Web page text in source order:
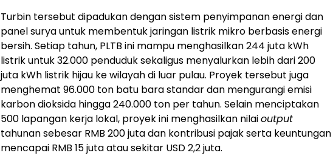
Turbin tersebut dipadukan dengan sistem penyimpanan energi dan
panel surya untuk membentuk jaringan listrik mikro berbasis energi
bersih. Setiap tahun, PLTB ini mampu menghasilkan 244 juta kWh
listrik untuk 32.000 penduduk sekaligus menyalurkan lebih dari 200
juta kWh listrik hijau ke wilayah di luar pulau. Proyek tersebut juga
menghemat 96.000 ton batu bara standar dan mengurangi emisi
karbon dioksida hingga 240.000 ton per tahun. Selain menciptakan
500 lapangan kerja lokal, proyek ini menghasilkan nilaioutput
tahunan sebesar RMB 200 juta dan kontribusi pajak serta keuntungan
mencapai RMB 15 juta atau sekitar USD 2,2 juta.